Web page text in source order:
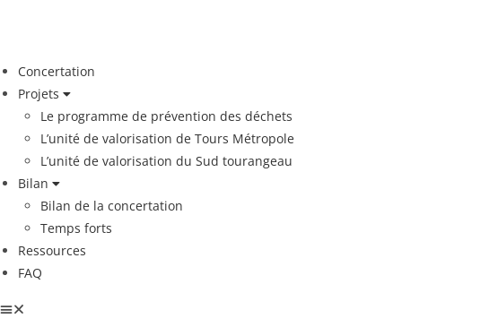
Concertation
Projets
Le programme de prévention des déchets
L’unité de valorisation de Tours Métropole
L’unité de valorisation du Sud tourangeau
Bilan
Bilan de la concertation
Temps forts
Ressources
FAQ